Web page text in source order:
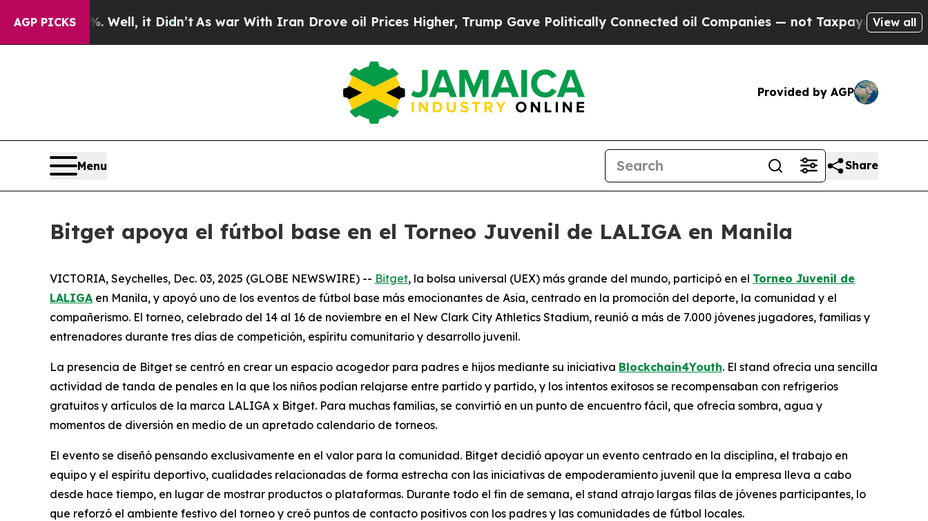
AGP PICKS
40%. Well, it Didn’t As war With Iran Drove oil Prices Higher, Trump Gave Politically Connected oil Companies — not Taxpayers — the Chance
View all
Provided by AGP
Menu Share
Bitget apoya el fútbol base en el Torneo Juvenil de LALIGA en Manila
VICTORIA, Seychelles, Dec. 03, 2025 (GLOBE NEWSWIRE) -- Bitget, la bolsa universal (UEX) más grande del mundo, participó en el Torneo Juvenil de
LALIGA en Manila, y apoyó uno de los eventos de fútbol base más emocionantes de Asia, centrado en la promoción del deporte, la comunidad y el
compañerismo. El torneo, celebrado del 14 al 16 de noviembre en el New Clark City Athletics Stadium, reunió a más de 7.000 jóvenes jugadores, familias y
entrenadores durante tres días de competición, espíritu comunitario y desarrollo juvenil.
La presencia de Bitget se centró en crear un espacio acogedor para padres e hijos mediante su iniciativa Blockchain4Youth. El stand ofrecía una sencilla
actividad de tanda de penales en la que los niños podían relajarse entre partido y partido, y los intentos exitosos se recompensaban con refrigerios
gratuitos y artículos de la marca LALIGA x Bitget. Para muchas familias, se convirtió en un punto de encuentro fácil, que ofrecía sombra, agua y
momentos de diversión en medio de un apretado calendario de torneos.
El evento se diseñó pensando exclusivamente en el valor para la comunidad. Bitget decidió apoyar un evento centrado en la disciplina, el trabajo en
equipo y el espíritu deportivo, cualidades relacionadas de forma estrecha con las iniciativas de empoderamiento juvenil que la empresa lleva a cabo
desde hace tiempo, en lugar de mostrar productos o plataformas. Durante todo el fin de semana, el stand atrajo largas filas de jóvenes participantes, lo
que reforzó el ambiente festivo del torneo y creó puntos de contacto positivos con los padres y las comunidades de fútbol locales.